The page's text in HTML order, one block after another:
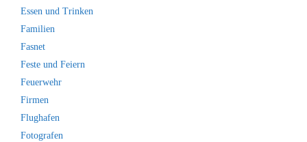
Essen und Trinken
Familien
Fasnet
Feste und Feiern
Feuerwehr
Firmen
Flughafen
Fotografen